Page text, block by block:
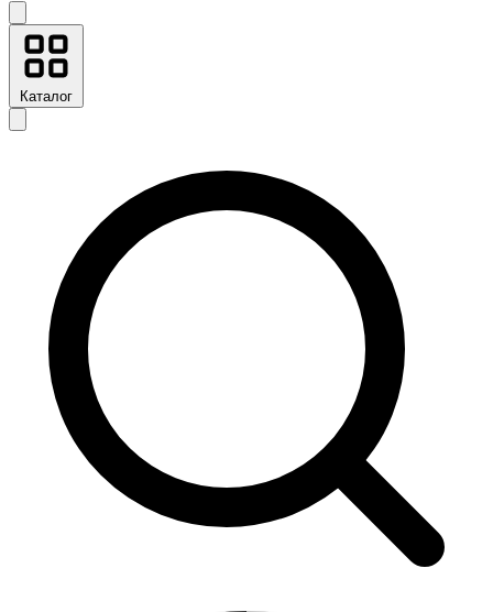
Каталог